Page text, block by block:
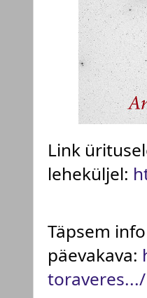
Link
leheküljel:
Täpsem
päevakava:
toraveres.../